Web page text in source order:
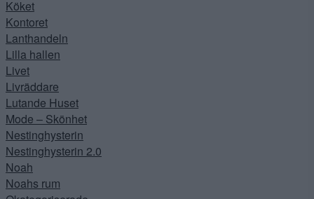
Köket
Kontoret
Lanthandeln
Lilla hallen
Livet
Livräddare
Lutande Huset
Mode – Skönhet
Nestinghysterin
Nestinghysterin 2.0
Noah
Noahs rum